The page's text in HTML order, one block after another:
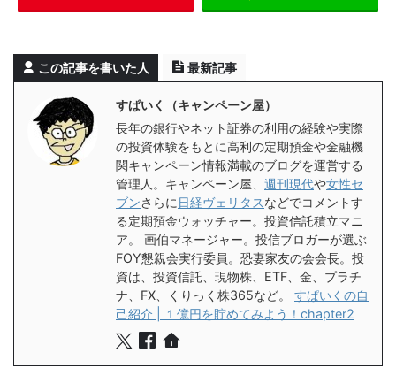
この記事を書いた人 最新記事
すぱいく（キャンペーン屋）
長年の銀行やネット証券の利用の経験や実際
の投資体験をもとに高利の定期預金や金融機
関キャンペーン情報満載のブログを運営する
管理人。キャンペーン屋、 週刊現代や女性セ
ブンさらに 日経ヴェリタスなどでコメントす
る定期預金ウォッチャー。投資信託積立マニ
ア。 画伯マネージャー。投信ブロガーが選ぶ
FOY懇親会実行委員。恐妻家友の会会長。投
資は、投資信託、現物株、ETF、金、プラチ
ナ、FX、くりっく株365など。 すぱいくの自
己紹介 | １億円を貯めてみよう！chapter2